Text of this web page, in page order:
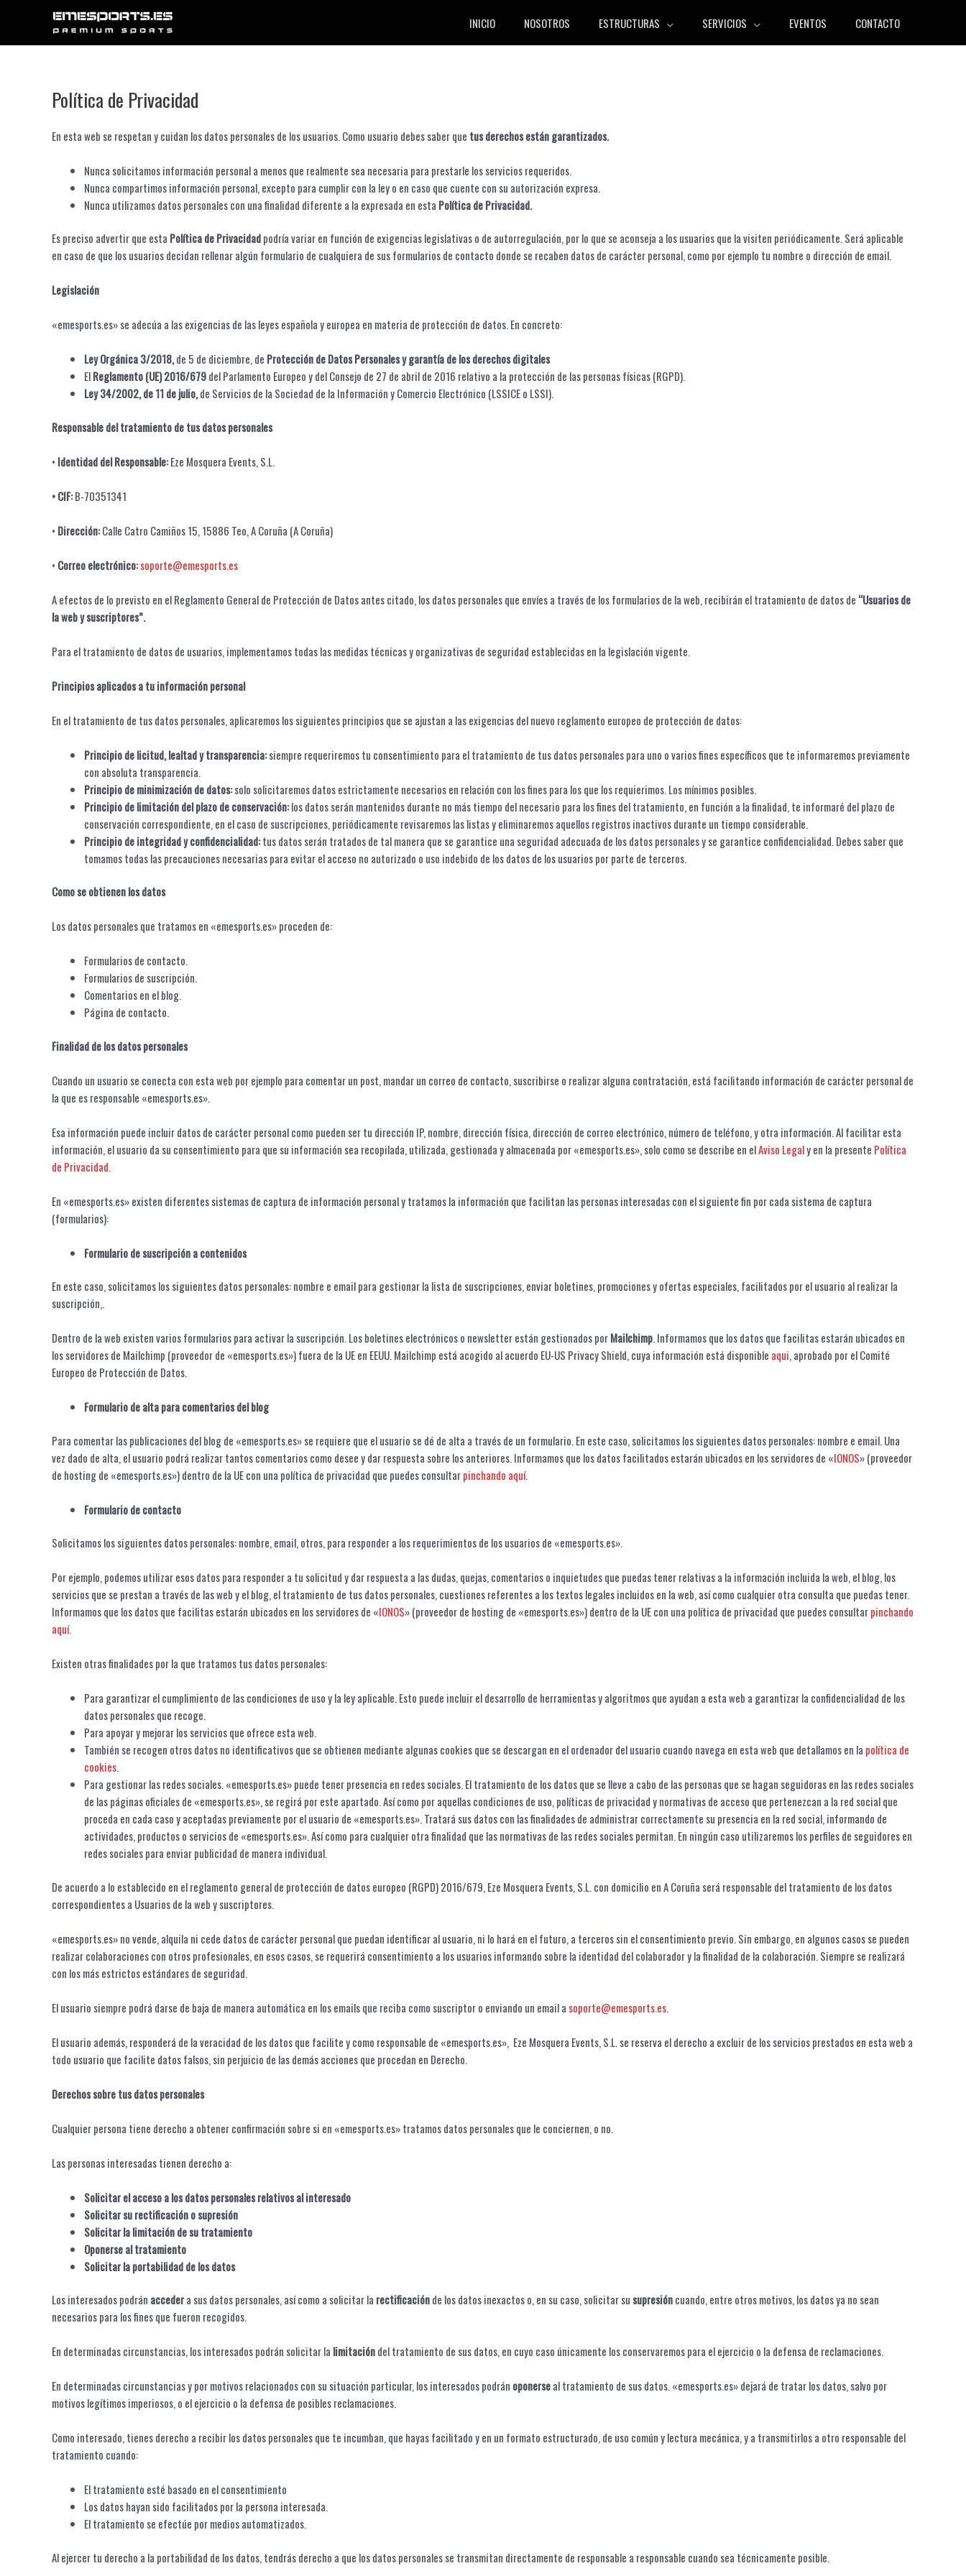
contenido
INICIO NOSOTROS ESTRUCTURAS SERVICIOS EVENTOS CONTACTO
Política de Privacidad
En esta web se respetan y cuidan los datos personales de los usuarios. Como usuario debes saber que tus derechos están garantizados.
Nunca solicitamos información personal a menos que realmente sea necesaria para prestarle los servicios requeridos.
Nunca compartimos información personal, excepto para cumplir con la ley o en caso que cuente con su autorización expresa.
Nunca utilizamos datos personales con una finalidad diferente a la expresada en esta Política de Privacidad.
Es preciso advertir que esta Política de Privacidadpodría variar en función de exigencias legislativas o de autorregulación, por lo que se aconseja a los usuarios que la visiten periódicamente. Será aplicable
en caso de que los usuarios decidan rellenar algún formulario de cualquiera de sus formularios de contacto donde se recaben datos de carácter personal, como por ejemplo tu nombre o dirección de email.
Legislación
«emesports.es» se adecúa a las exigencias de las leyes española y europea en materia de protección de datos. En concreto:
Ley Orgánica 3/2018,de 5 de diciembre, de Protección de Datos Personales y garantía de los derechos digitales
ElReglamento (UE) 2016/679del Parlamento Europeo y del Consejo de 27 de abril de 2016 relativo a la protección de las personas físicas (RGPD).
Ley 34/2002, de 11 de julio,de Servicios de la Sociedad de la Información y Comercio Electrónico (LSSICE o LSSI).
Responsable del tratamiento de tus datos personales
• Identidad del Responsable:Eze Mosquera Events, S.L.
• CIF:B-70351341
• Dirección:Calle Catro Camiños 15, 15886 Teo, A Coruña (A Coruña)
• Correo electrónico:soporte@emesports.es
A efectos de lo previsto en el Reglamento General de Protección de Datos antes citado, los datos personales que envíes a través de los formularios de la web, recibirán el tratamiento de datos de “Usuarios de
la web y suscriptores”.
Para el tratamiento de datos de usuarios, implementamos todas las medidas técnicas y organizativas de seguridad establecidas en la legislación vigente.
Principios aplicados a tu información personal
En el tratamiento de tus datos personales, aplicaremos los siguientes principios que se ajustan a las exigencias del nuevo reglamento europeo de protección de datos:
Principio de licitud, lealtad y transparencia:siempre requeriremos tu consentimiento para el tratamiento de tus datos personales para uno o varios fines específicos que te informaremos previamente
con absoluta transparencia.
Principio de minimización de datos:solo solicitaremos datos estrictamente necesarios en relación con los fines para los que los requierimos. Los mínimos posibles.
Principio de limitación del plazo de conservación:los datos serán mantenidos durante no más tiempo del necesario para los fines del tratamiento, en función a la finalidad, te informaré del plazo de
conservación correspondiente, en el caso de suscripciones, periódicamente revisaremos las listas y eliminaremos aquellos registros inactivos durante un tiempo considerable.
Principio de integridad y confidencialidad:tus datos serán tratados de tal manera que se garantice una seguridad adecuada de los datos personales y se garantice confidencialidad. Debes saber que
tomamos todas las precauciones necesarias para evitar el acceso no autorizado o uso indebido de los datos de los usuarios por parte de terceros.
Como se obtienen los datos
Los datos personales que tratamos en «emesports.es» proceden de:
Formularios de contacto.
Formularios de suscripción.
Comentarios en el blog.
Página de contacto.
Finalidad de los datos personales
Cuando un usuario se conecta con esta web por ejemplo para comentar un post, mandar un correo de contacto, suscribirse o realizar alguna contratación, está facilitando información de carácter personal de
la que es responsable «emesports.es».
Esa información puede incluir datos de carácter personal como pueden ser tu dirección IP, nombre, dirección física, dirección de correo electrónico, número de teléfono, y otra información. Al facilitar esta
información, el usuario da su consentimiento para que su información sea recopilada, utilizada, gestionada y almacenada por «emesports.es», solo como se describe en elAviso Legaly en la presente Política
de Privacidad.
En «emesports.es» existen diferentes sistemas de captura de información personal y tratamos la información que facilitan las personas interesadas con el siguiente fin por cada sistema de captura
(formularios):
Formulario de suscripción a contenidos
En este caso, solicitamos los siguientes datos personales: nombre e email para gestionar la lista de suscripciones, enviar boletines, promociones y ofertas especiales, facilitados por el usuario al realizar la
suscripción,.
Dentro de la web existen varios formularios para activar la suscripción. Los boletines electrónicos o newsletter están gestionados porMailchimp. Informamos que los datos que facilitas estarán ubicados en
los servidores de Mailchimp (proveedor de «emesports.es») fuera de la UE en EEUU. Mailchimp está acogido al acuerdo EU-US Privacy Shield, cuya información está disponible aqui, aprobado por el Comité
Europeo de Protección de Datos.
Formulario de alta para comentarios del blog
Para comentar las publicaciones del blog de «emesports.es» se requiere que el usuario se dé de alta a través de un formulario. En este caso, solicitamos los siguientes datos personales: nombre e email. Una
vez dado de alta, el usuario podrá realizar tantos comentarios como desee y dar respuesta sobre los anteriores. Informamos que los datos facilitados estarán ubicados en los servidores de «IONOS» (proveedor
de hosting de «emesports.es») dentro de la UE con una política de privacidad que puedes consultarpinchando aquí.
Formulario de contacto
Solicitamos los siguientes datos personales: nombre, email, otros, para responder a los requerimientos de los usuarios de «emesports.es».
Por ejemplo, podemos utilizar esos datos para responder a tu solicitud y dar respuesta a las dudas, quejas, comentarios o inquietudes que puedas tener relativas a la información incluida la web, el blog, los
servicios que se prestan a través de las web y el blog, el tratamiento de tus datos personales, cuestiones referentes a los textos legales incluidos en la web, así como cualquier otra consulta que puedas tener.
Informamos que los datos que facilitas estarán ubicados en los servidores de «IONOS» (proveedor de hosting de «emesports.es») dentro de la UE con una política de privacidad que puedes consultarpinchando
aquí.
Existen otras finalidades por la que tratamos tus datos personales:
Para garantizar el cumplimiento de las condiciones de uso y la ley aplicable. Esto puede incluir el desarrollo de herramientas y algoritmos que ayudan a esta web a garantizar la confidencialidad de los
datos personales que recoge.
Para apoyar y mejorar los servicios que ofrece esta web.
También se recogen otros datos no identificativos que se obtienen mediante algunas cookies que se descargan en el ordenador del usuario cuando navega en esta web que detallamos en la política de
cookies.
Para gestionar las redes sociales. «emesports.es» puede tener presencia en redes sociales. El tratamiento de los datos que se lleve a cabo de las personas que se hagan seguidoras en las redes sociales
de las páginas oficiales de «emesports.es», se regirá por este apartado. Así como por aquellas condiciones de uso, políticas de privacidad y normativas de acceso que pertenezcan a la red social que
proceda en cada caso y aceptadas previamente por el usuario de «emesports.es». Tratará sus datos con las finalidades de administrar correctamente su presencia en la red social, informando de
actividades, productos o servicios de «emesports.es». Así como para cualquier otra finalidad que las normativas de las redes sociales permitan. En ningún caso utilizaremos los perfiles de seguidores en
redes sociales para enviar publicidad de manera individual.
De acuerdo a lo establecido en el reglamento general de protección de datos europeo (RGPD) 2016/679, Eze Mosquera Events, S.L. con domicilio en A Coruña será responsable del tratamiento de los datos
correspondientes a Usuarios de la web y suscriptores.
«emesports.es» no vende, alquila ni cede datos de carácter personal que puedan identificar al usuario, ni lo hará en el futuro, a terceros sin el consentimiento previo. Sin embargo, en algunos casos se pueden
realizar colaboraciones con otros profesionales, en esos casos, se requerirá consentimiento a los usuarios informando sobre la identidad del colaborador y la finalidad de la colaboración. Siempre se realizará
con los más estrictos estándares de seguridad.
El usuario siempre podrá darse de baja de manera automática en los emails que reciba como suscriptor o enviando un email a soporte@emesports.es.
El usuario además, responderá de la veracidad de los datos que facilite y como responsable de «emesports.es», Eze Mosquera Events, S.L. se reserva el derecho a excluir de los servicios prestados en esta web a
todo usuario que facilite datos falsos, sin perjuicio de las demás acciones que procedan en Derecho.
Derechos sobre tus datos personales
Cualquier persona tiene derecho a obtener confirmación sobre si en «emesports.es» tratamos datos personales que le conciernen, o no.
Las personas interesadas tienen derecho a:
Solicitar el acceso a los datos personales relativos al interesado
Solicitar su rectificación o supresión
Solicitar la limitación de su tratamiento
Oponerse al tratamiento
Solicitar la portabilidad de los datos
Los interesados podrán accedera sus datos personales, así como a solicitar la rectificaciónde los datos inexactos o, en su caso, solicitar su supresióncuando, entre otros motivos, los datos ya no sean
necesarios para los fines que fueron recogidos.
En determinadas circunstancias, los interesados podrán solicitar la limitacióndel tratamiento de sus datos, en cuyo caso únicamente los conservaremos para el ejercicio o la defensa de reclamaciones.
En determinadas circunstancias y por motivos relacionados con su situación particular, los interesados podrán oponerseal tratamiento de sus datos. «emesports.es» dejará de tratar los datos, salvo por
motivos legítimos imperiosos, o el ejercicio o la defensa de posibles reclamaciones.
Como interesado, tienes derecho a recibir los datos personales que te incumban, que hayas facilitado y en un formato estructurado, de uso común y lectura mecánica, y a transmitirlos a otro responsable del
tratamiento cuando:
El tratamiento esté basado en el consentimiento
Los datos hayan sido facilitados por la persona interesada.
El tratamiento se efectúe por medios automatizados.
Al ejercer tu derecho a la portabilidad de los datos, tendrás derecho a que los datos personales se transmitan directamente de responsable a responsable cuando sea técnicamente posible.